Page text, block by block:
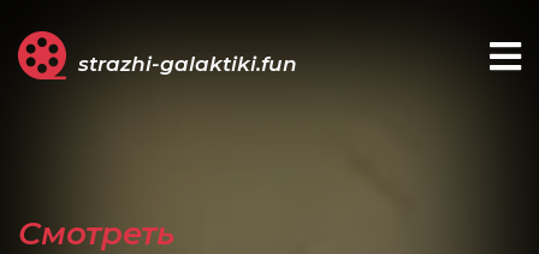
strazhi-galaktiki.fun
Смотреть